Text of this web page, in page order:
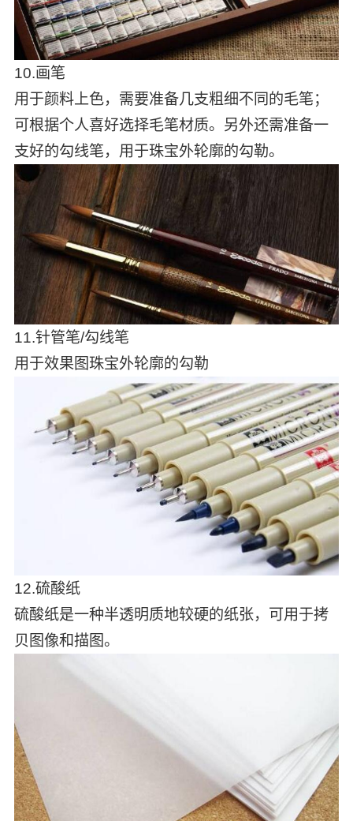
10.画笔
用于颜料上色，需要准备几支粗细不同的毛笔；
可根据个人喜好选择毛笔材质。另外还需准备一
支好的勾线笔，用于珠宝外轮廓的勾勒。
11.针管笔/勾线笔
用于效果图珠宝外轮廓的勾勒
12.硫酸纸
硫酸纸是一种半透明质地较硬的纸张，可用于拷
贝图像和描图。